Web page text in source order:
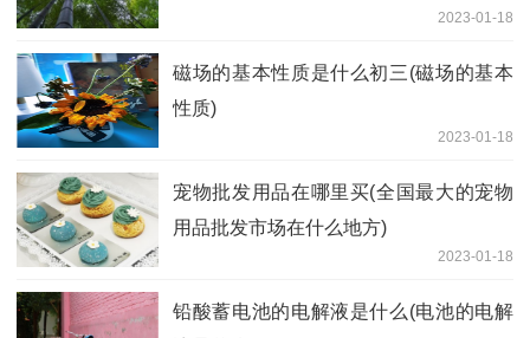
2023-01-18
磁场的基本性质是什么初三(磁场的基本
性质)
2023-01-18
宠物批发用品在哪里买(全国最大的宠物
用品批发市场在什么地方)
2023-01-18
铅酸蓄电池的电解液是什么(电池的电解